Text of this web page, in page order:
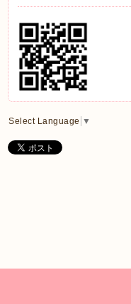
Select Language ▼